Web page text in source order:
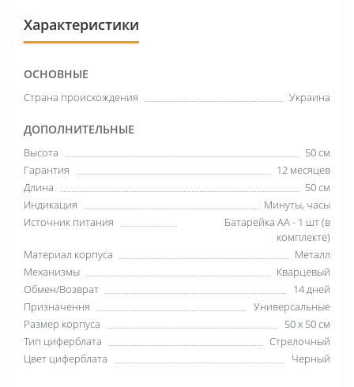
Характеристики
ОСНОВНЫЕ
Страна происхождения Украина
ДОПОЛНИТЕЛЬНЫЕ
Высота
50 см
Гарантия
12 месяцев
Длина
50 см
Индикация
Минуты, часы
Источник питания
Батарейка АА - 1 шт (в
комплекте)
Материал корпуса
Металл
Механизмы
Кварцевый
Обмен/Возврат
14 дней
Призначення
Универсальные
Размер корпуса
50 х 50 см
Тип циферблата
Стрелочный
Цвет циферблата
Черный